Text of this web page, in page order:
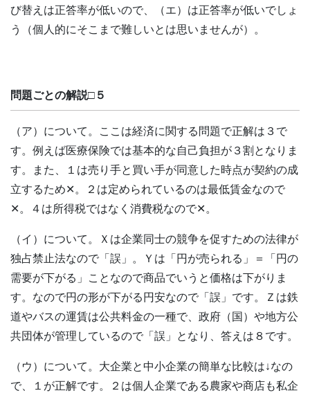
び替えは正答率が低いので、（エ）は正答率が低いでしょ
う（個人的にそこまで難しいとは思いませんが）。
問題ごとの解説□５
（ア）について。ここは経済に関する問題で正解は３で
す。例えば医療保険では基本的な自己負担が３割となりま
す。また、１は売り手と買い手が同意した時点が契約の成
立するため✕。２は定められているのは最低賃金なので
✕。４は所得税ではなく消費税なので✕。
（イ）について。Ｘは企業同士の競争を促すための法律が
独占禁止法なので「誤」。Ｙは「円が売られる」＝「円の
需要が下がる」ことなので商品でいうと価格は下がりま
す。なので円の形が下がる円安なので「誤」です。Ｚは鉄
道やバスの運賃は公共料金の一種で、政府（国）や地方公
共団体が管理しているので「誤」となり、答えは８です。
（ウ）について。大企業と中小企業の簡単な比較は↓なの
で、１が正解です。２は個人企業である農家や商店も私企